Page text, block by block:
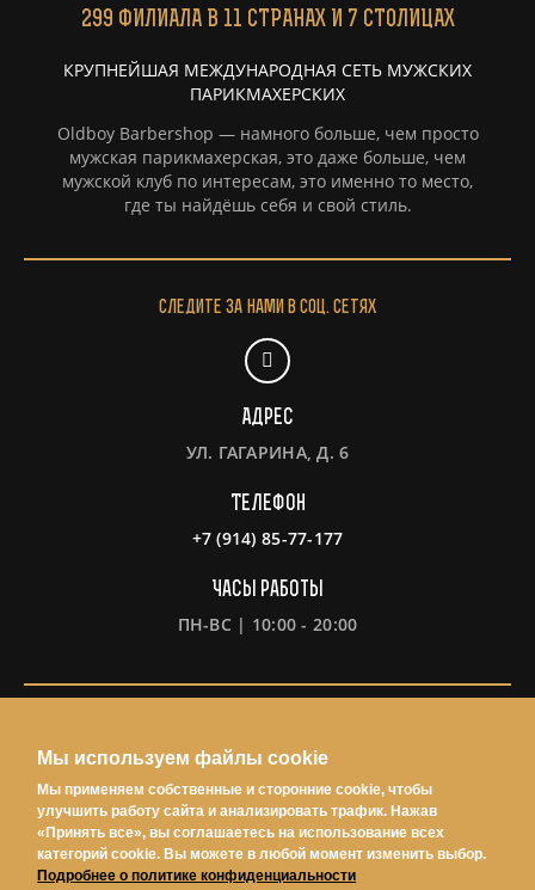
299 ФИЛИАЛАВ 11 СТРАНАХ И 7 СТОЛИЦАХ
КРУПНЕЙШАЯ МЕЖДУНАРОДНАЯ СЕТЬ МУЖСКИХ
ПАРИКМАХЕРСКИХ
Oldboy Barbershop — намного больше, чем просто
мужская парикмахерская, это даже больше, чем
мужской клуб по интересам, это именно то место,
где ты найдёшь себя и свой стиль.
Следите за нами в соц. сетях
Адрес
УЛ. ГАГАРИНА, Д. 6
Телефон
+7 (914) 85-77-177
Часы работы
ПН-ВС | 10:00 - 20:00
Политка конфиденциальности
Условия использования
Согласие на обработку персональных данных
Мы используем файлы cookie
Мы применяем собственные и сторонние cookie, чтобы
улучшить работу сайта и анализировать трафик. Нажав
«Принять все», вы соглашаетесь на использование всех
категорий cookie. Вы можете в любой момент изменить выбор.
Подробнее о политике конфиденциальности